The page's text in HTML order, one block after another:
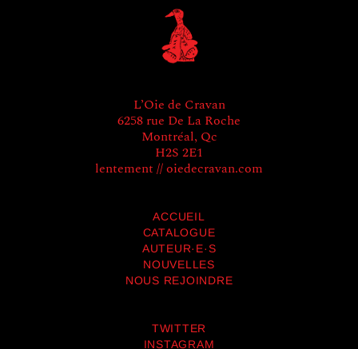
L’Oie de Cravan
6258 rue De La Roche
Montréal, Qc
H2S 2E1
lentement // oiedecravan.com
ACCUEIL
CATALOGUE
AUTEUR·E·S
NOUVELLES
NOUS REJOINDRE
TWITTER
INSTAGRAM